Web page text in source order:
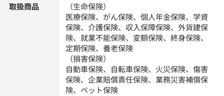
取扱商品
（生命保険）
医療保険、がん保険、個人年金保険、学資
保険、介護保険、収入保障保険、外貨建保
険、就業不能保険、変額保険、終身保険、
定期保険、養老保険
（損害保険）
自動車保険、自転車保険、火災保険、傷害
保険、企業賠償責任保険、業務災害補償保
険、ペット保険